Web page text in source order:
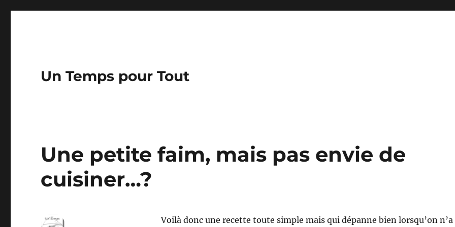
Un Temps pour Tout
Une petite faim, mais pas envie de
cuisiner…?
Voilà donc une recette toute simple mais qui dépanne bien lorsqu’on n’a